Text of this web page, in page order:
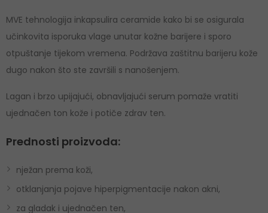
MVE tehnologija inkapsulira ceramide kako bi se osigurala
učinkovita isporuka vlage unutar kožne barijere i sporo
otpuštanje tijekom vremena. Podržava zaštitnu barijeru kože
dugo nakon što ste završili s nanošenjem.
Lagan i brzo upijajući, obnavljajući serum pomaže vratiti
ujednačen ton kože i potiče zdrav ten.
Prednosti proizvoda:
nježan prema koži,
otklanjanja pojave hiperpigmentacije nakon akni,
za gladak i ujednačen ten,